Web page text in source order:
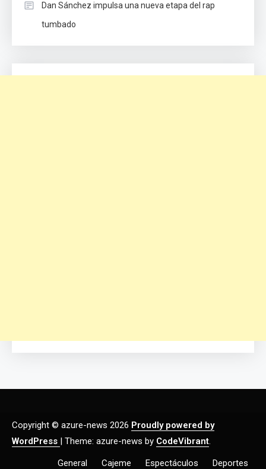
Dan Sánchez impulsa una nueva etapa del rap
tumbado
Copyright © azure-news 2026 Proudly powered by
WordPress | Theme: azure-news by CodeVibrant.
General Cajeme Espectáculos Deportes